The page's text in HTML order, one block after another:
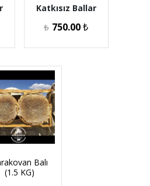
Katkısız Ballar
₺ 750.00₺
Balı
(1.5 KG)